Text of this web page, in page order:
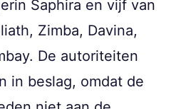
Saphira en vijf van
Zimba, Davina,
De autoriteiten
in beslag, omdat de